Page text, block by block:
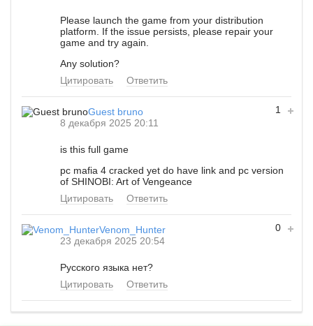
Please launch the game from your distribution
platform. If the issue persists, please repair your
game and try again.
Any solution?
Цитировать
Ответить
1
Guest bruno
8 декабря 2025 20:11
is this full game
pc mafia 4 cracked yet do have link and pc version
of SHINOBI: Art of Vengeance
Цитировать
Ответить
0
Venom_Hunter
23 декабря 2025 20:54
Русского языка нет?
Цитировать
Ответить